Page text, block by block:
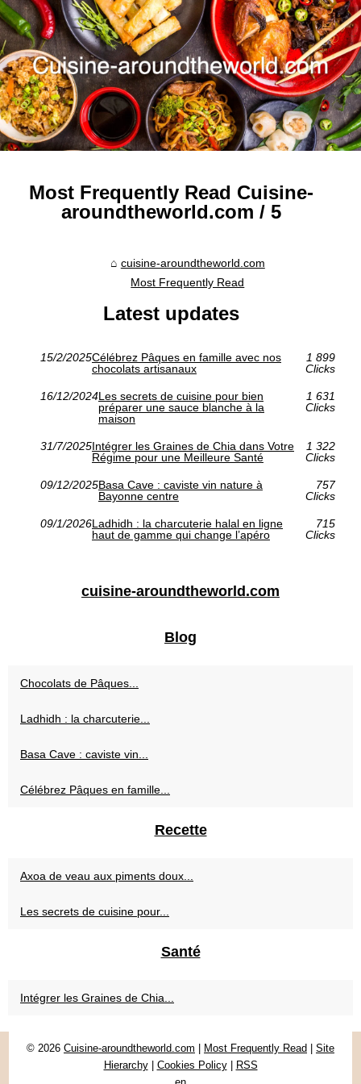
Most Frequently Read Cuisine-
aroundtheworld.com / 5
cuisine-aroundtheworld.com
Most Frequently Read
Latest updates
15/2/2025Célébrez Pâques en famille avec nos
chocolats artisanaux
1 899
Clicks
16/12/2024Les secrets de cuisine pour bien
préparer une sauce blanche à la
maison
1 631
Clicks
31/7/2025Intégrer les Graines de Chia dans Votre
Régime pour une Meilleure Santé
1 322
Clicks
09/12/2025Basa Cave : caviste vin nature à
Bayonne centre
757
Clicks
09/1/2026Ladhidh : la charcuterie halal en ligne
haut de gamme qui change l’apéro
715
Clicks
cuisine-aroundtheworld.com
Blog
Chocolats de Pâques...
Ladhidh : la charcuterie...
Basa Cave : caviste vin...
Célébrez Pâques en famille...
Recette
Axoa de veau aux piments doux...
Les secrets de cuisine pour...
Santé
Intégrer les Graines de Chia...
© 2026 Cuisine-aroundtheworld.com Most Frequently Read
Site
Hierarchy| Cookies Policy|
RSS